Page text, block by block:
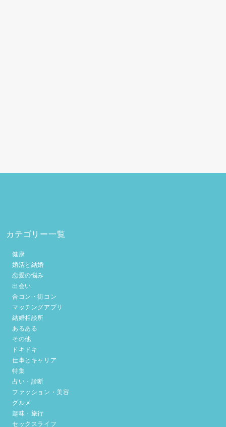
カテゴリー一覧
健康
婚活と結婚
恋愛の悩み
出会い
合コン・街コン
マッチングアプリ
結婚相談所
あるある
その他
ドキドキ
仕事とキャリア
特集
占い・診断
ファッション・美容
グルメ
趣味・旅行
セックスライフ